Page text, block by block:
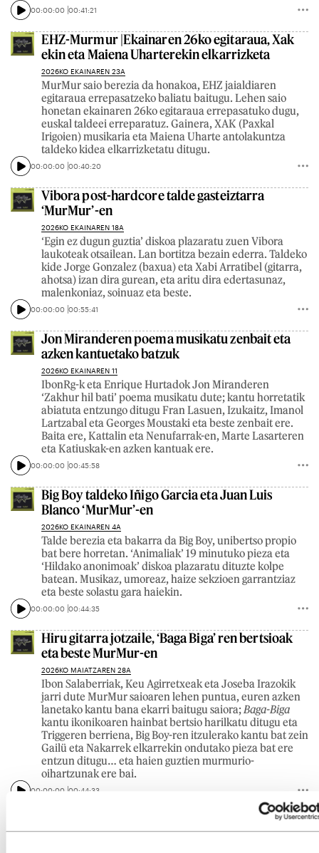
00:00:00 00:41:21
EHZ-Murmur |Ekainaren 26ko egitaraua, Xak
ekin eta Maiena Uharterekin elkarrizketa
2026KO EKAINAREN 23A
MurMur saio berezia da honakoa, EHZ jaialdiaren
egitaraua errepasatzeko baliatu baitugu. Lehen saio
honetan ekainaren 26ko egitaraua errepasatuko dugu,
euskal taldeei erreparatuz. Gainera, XAK (Paxkal
Irigoien) musikaria eta Maiena Uharte antolakuntza
taldeko kidea elkarrizketatu ditugu.
00:00:00 00:40:20
Vibora post-hardcore talde gasteiztarra
‘MurMur’-en
2026KO EKAINAREN 18A
‘Egin ez dugun guztia’ diskoa plazaratu zuen Vibora
laukoteak otsailean. Lan bortitza bezain ederra. Taldeko
kide Jorge Gonzalez (baxua) eta Xabi Arratibel (gitarra,
ahotsa) izan dira gurean, eta aritu dira edertasunaz,
malenkoniaz, soinuaz eta beste.
00:00:00 00:55:41
Jon Miranderen poema musikatu zenbait eta
azken kantuetako batzuk
2026KO EKAINAREN 11
IbonRg-k eta Enrique Hurtadok Jon Miranderen
‘Zakhur hil bati’ poema musikatu dute; kantu horretatik
abiatuta entzungo ditugu Fran Lasuen, Izukaitz, Imanol
Lartzabal eta Georges Moustaki eta beste zenbait ere.
Baita ere, Kattalin eta Nenufarrak-en, Marte Lasarteren
eta Katiuskak-en azken kantuak ere.
00:00:00 00:45:58
Big Boy taldeko Iñigo Garcia eta Juan Luis
Blanco ‘MurMur’-en
2026KO EKAINAREN 4A
Talde berezia eta bakarra da Big Boy, unibertso propio
bat bere horretan. ‘Animaliak’ 19 minutuko pieza eta
‘Hildako anonimoak’ diskoa plazaratu dituzte kolpe
batean. Musikaz, umoreaz, haize sekzioen garrantziaz
eta beste solastu gara haiekin.
00:00:00 00:44:35
Hiru gitarra jotzaile, ‘Baga Biga’ ren bertsioak
eta beste MurMur-en
2026KO MAIATZAREN 28A
Ibon Salaberriak, Keu Agirretxeak eta Joseba Irazokik
jarri dute MurMur saioaren lehen puntua, euren azken
lanetako kantu bana ekarri baitugu saiora; Baga-Biga
kantu ikonikoaren hainbat bertsio harilkatu ditugu eta
Triggeren berriena, Big Boy-ren itzulerako kantu bat zein
Gailü eta Nakarrek elkarrekin ondutako pieza bat ere
entzun ditugu… eta haien guztien murmurio-
oihartzunak ere bai.
00:00:00 00:44:33
Lide Hernando eta Iñigo Etxarri izan ditugu
MurMur-en